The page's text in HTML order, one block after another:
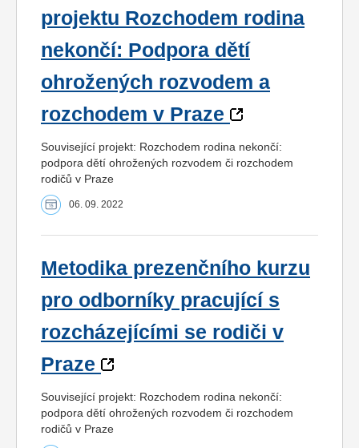
projektu Rozchodem rodina
nekončí: Podpora dětí
ohrožených rozvodem a
rozchodem v Praze
Související projekt: Rozchodem rodina nekončí:
podpora dětí ohrožených rozvodem či rozchodem
rodičů v Praze
06. 09. 2022
Metodika prezenčního kurzu
pro odborníky pracující s
rozcházejícími se rodiči v
Praze
Související projekt: Rozchodem rodina nekončí:
podpora dětí ohrožených rozvodem či rozchodem
rodičů v Praze